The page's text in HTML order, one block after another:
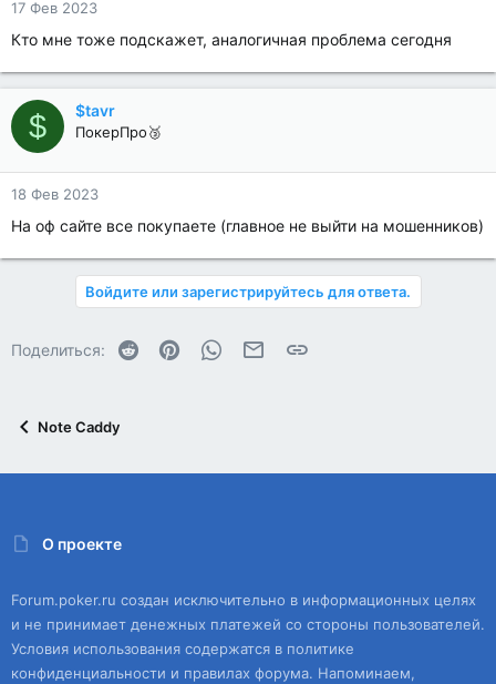
17 Фев 2023
Кто мне тоже подскажет, аналогичная проблема сегодня
$ $tavr
ПокерПро🥉
18 Фев 2023
На оф сайте все покупаете (главное не выйти на мошенников)
Войдите или зарегистрируйтесь для ответа.
Поделиться: Reddit PinterestWhatsAppЭлектронная почта
Ссылка
Note Caddy
О проекте
Forum.poker.ru создан исключительно в информационных целях
и не принимает денежных платежей со стороны пользователей.
Условия использования содержатся в политике
конфиденциальности и правилах форума. Напоминаем,